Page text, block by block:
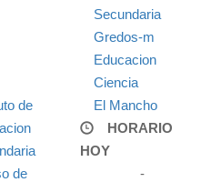
Secundaria
Gredos-m
Educacion
Ciencia
de
de
El Mancho
HORARIO
HOY
-